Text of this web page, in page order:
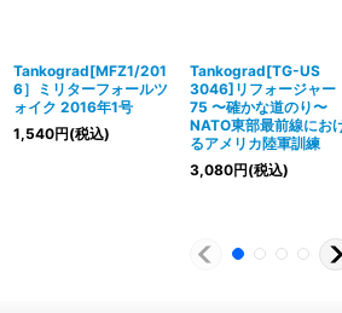
Tankograd[MFZ1/201
6］ミリターフォールツ
ォイク 2016年1号
1,540円(税込)
Tankograd[TG-US
3046]リフォージャー
75 〜確かな道のり〜
NATO東部最前線にお
るアメリカ陸軍訓練
3,080円(税込)